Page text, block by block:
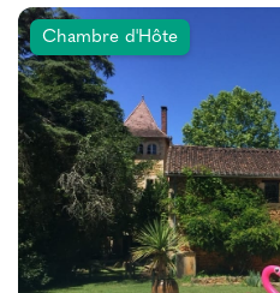
Chambre d'Hôte